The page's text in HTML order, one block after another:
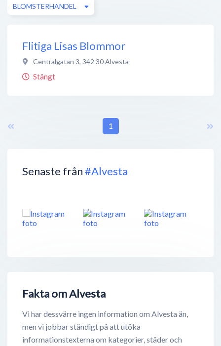
Senaste från#Alvesta
Fakta om Alvesta
Vi har dessvärre ingen information om Alvesta än,
men vi jobbar ständigt på att utöka
informationstexterna om kategorier, städer och
BLOMSTERHANDEL
Flitiga Lisas Blommor
Centralgatan 3, 342 30Alvesta
Stängt
1